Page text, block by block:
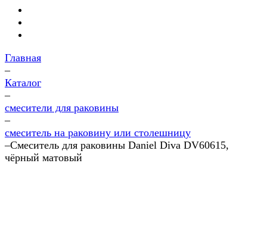
Главная
–
Каталог
–
смесители для раковины
–
смеситель на раковину или столешницу
–Смеситель для раковины Daniel Diva DV60615,
чёрный матовый